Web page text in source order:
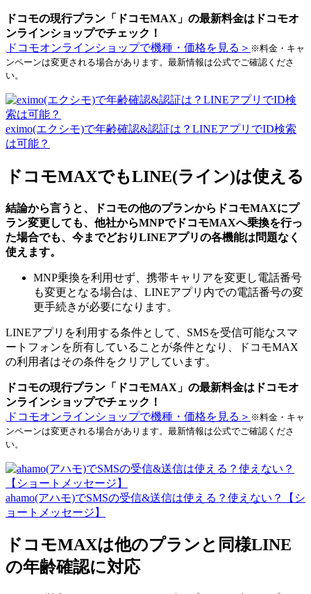
ドコモの現行プラン「ドコモMAX」の最新料金はドコモオ
ンラインショップでチェック！
ドコモオンラインショップで機種・価格を見る＞ ※料金・キャ
ンペーンは変更される場合があります。最新情報は公式でご確認くださ
い。
eximo(エクシモ)で年齢確認&認証は？LINEアプリでID検索
は可能？
ドコモMAXでもLINE(ライン)は使える
結論から言うと、ドコモの他のプランからドコモMAXにプ
ラン変更しても、他社からMNPでドコモMAXへ乗換を行っ
た場合でも、今までどおりLINEアプリの各機能は問題なく
使えます。
MNP乗換を利用せず、携帯キャリアを変更し電話番号
も変更となる場合は、LINEアプリ内での電話番号の変
更手続きが必要になります。
LINEアプリを利用する条件として、SMSを受信可能なスマ
ートフォンを所有していることが条件となり、ドコモMAX
の利用者はその条件をクリアしています。
ドコモの現行プラン「ドコモMAX」の最新料金はドコモオ
ンラインショップでチェック！
ドコモオンラインショップで機種・価格を見る＞ ※料金・キャ
ンペーンは変更される場合があります。最新情報は公式でご確認くださ
い。
ahamo(アハモ)でSMSの受信&送信は使える？使えない？【シ
ョートメッセージ】
ドコモMAXは他のプランと同様LINE
の年齢確認に対応